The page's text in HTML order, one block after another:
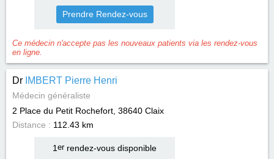
Prendre Rendez-vous
Ce médecin n'accepte pas les nouveaux patients via les rendez-vous
en ligne.
Dr IMBERT Pierre Henri
Médecin généraliste
2 Place du Petit Rochefort, 38640 Claix
Distance : 112.43 km
1 errendez-vous disponible